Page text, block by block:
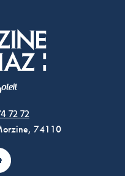
72 72
74110